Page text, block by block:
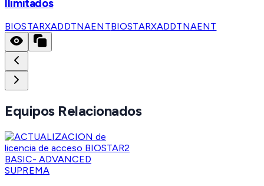
Ilimitados
BIOSTARXADDTNAENTBIOSTARXADDTNAENT
Equipos Relacionados
SUPREMA